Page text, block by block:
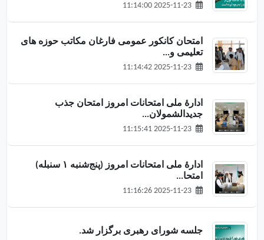
امتحان کانکور عمومی فارغان مکاتب حوزه های
تعلیمی و...
ادارهٔ ملی امتحانات امروز امتحان جذب
جدیدالشمولان...
ادارهٔ ملی امتحانات امروز (پنج‌شنبه ۱ سنبله)
امتحا...
جلسه شورای رهبری برگزار شد.